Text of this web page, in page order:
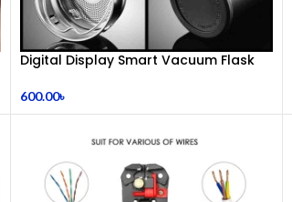
Digital Display Smart Vacuum Flask
600.00৳